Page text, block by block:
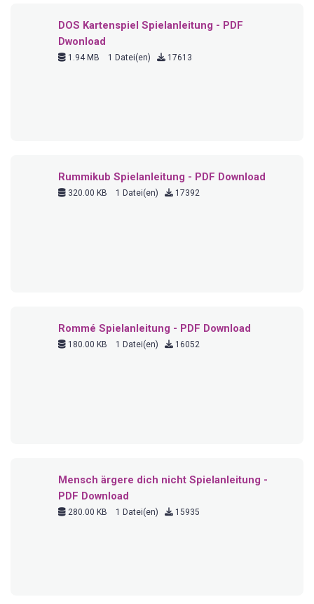
DOS Kartenspiel Spielanleitung - PDF
Dwonload
1.94 MB 1 Datei(en) 17613
Rummikub Spielanleitung - PDF Download
320.00 KB 1 Datei(en) 17392
Rommé Spielanleitung - PDF Download
180.00 KB 1 Datei(en) 16052
Mensch ärgere dich nicht Spielanleitung -
PDF Download
280.00 KB 1 Datei(en) 15935